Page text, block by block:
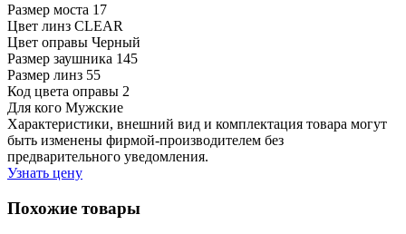
Размер моста 17
Цвет линз CLEAR
Цвет оправы Черный
Размер заушника 145
Размер линз 55
Код цвета оправы 2
Для кого Мужские
Характеристики, внешний вид и комплектация товара могут
быть изменены фирмой-производителем без
предварительного уведомления.
Узнать цену
Похожие товары